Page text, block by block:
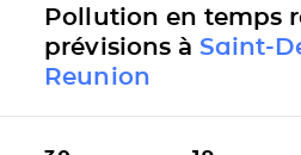
Pollution en temps
prévisions à Saint-
Reunion